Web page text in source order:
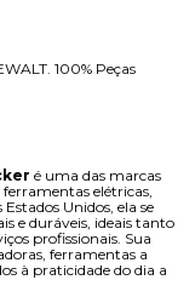
100% Peças
é uma das marcas
elétricas,
Unidos, ela se
e duráveis, ideais tanto
profissionais. Sua
ferramentas a
à praticidade do dia a